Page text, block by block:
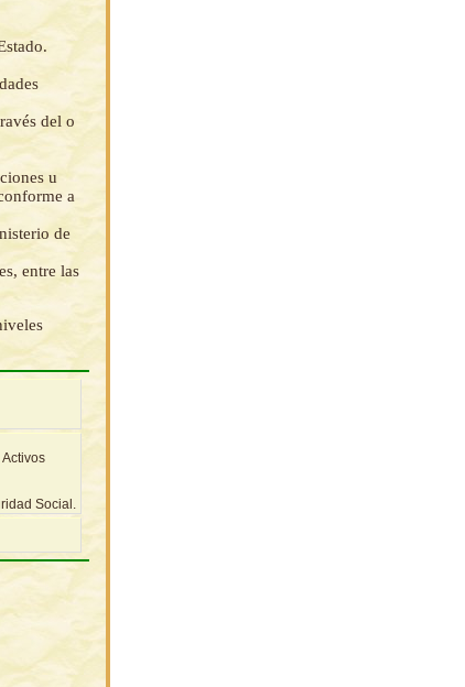
del o
u
a
de
entre las
Social.